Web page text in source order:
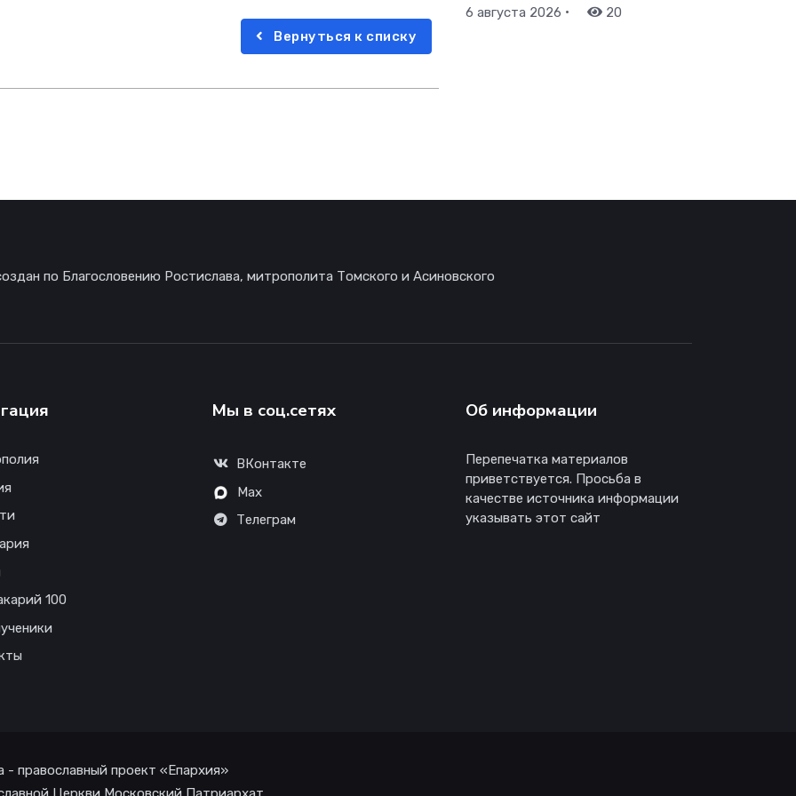
Вернуться к списку
6 августа 2026 • 20
по Благословению Ростислава, митрополита Томского и Асиновского
100
Мы в соц.сетях
ВКонтакте
Max
Телеграм
Об информации
Перепечатка материалов
приветствуется. Просьба в
качестве источника информации
указывать этот сайт
- православный проект «Епархия»